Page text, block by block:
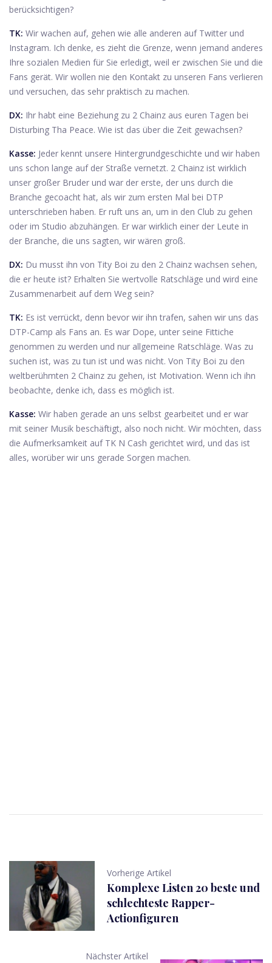
berücksichtigen?
TK: Wir wachen auf, gehen wie alle anderen auf Twitter und
Instagram. Ich denke, es zieht die Grenze, wenn jemand anderes
Ihre sozialen Medien für Sie erledigt, weil er zwischen Sie und die
Fans gerät. Wir wollen nie den Kontakt zu unseren Fans verlieren
und versuchen, das sehr praktisch zu machen.
DX: Ihr habt eine Beziehung zu 2 Chainz aus euren Tagen bei
Disturbing Tha Peace. Wie ist das über die Zeit gewachsen?
Kasse: Jeder kennt unsere Hintergrundgeschichte und wir haben
uns schon lange auf der Straße vernetzt. 2 Chainz ist wirklich
unser großer Bruder und war der erste, der uns durch die
Branche gecoacht hat, als wir zum ersten Mal bei DTP
unterschrieben haben. Er ruft uns an, um in den Club zu gehen
oder im Studio abzuhängen. Er war wirklich einer der Leute in
der Branche, die uns sagten, wir wären groß.
DX: Du musst ihn von Tity Boi zu den 2 Chainz wachsen sehen,
die er heute ist? Erhalten Sie wertvolle Ratschläge und wird eine
Zusammenarbeit auf dem Weg sein?
TK: Es ist verrückt, denn bevor wir ihn trafen, sahen wir uns das
DTP-Camp als Fans an. Es war Dope, unter seine Fittiche
genommen zu werden und nur allgemeine Ratschläge. Was zu
suchen ist, was zu tun ist und was nicht. Von Tity Boi zu den
weltberühmten 2 Chainz zu gehen, ist Motivation. Wenn ich ihn
beobachte, denke ich, dass es möglich ist.
Kasse: Wir haben gerade an uns selbst gearbeitet und er war
mit seiner Musik beschäftigt, also noch nicht. Wir möchten, dass
die Aufmerksamkeit auf TK N Cash gerichtet wird, und das ist
alles, worüber wir uns gerade Sorgen machen.
Vorherige Artikel
Komplexe Listen 20 beste und
schlechteste Rapper-
Actionfiguren
Nächster Artikel